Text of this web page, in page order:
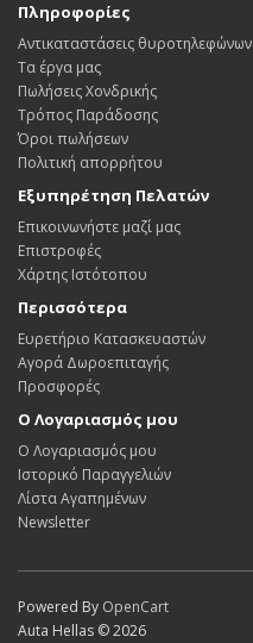
Πληροφορίες
Αντικαταστάσεις θυροτηλεφώνων
Τα έργα μας
Πωλήσεις Χονδρικής
Τρόπος Παράδοσης
Όροι πωλήσεων
Πολιτική απορρήτου
Εξυπηρέτηση Πελατών
Επικοινωνήστε μαζί μας
Επιστροφές
Χάρτης Ιστότοπου
Περισσότερα
Ευρετήριο Κατασκευαστών
Αγορά Δωροεπιταγής
Προσφορές
Ο Λογαριασμός μου
Ο Λογαριασμός μου
Ιστορικό Παραγγελιών
Λίστα Αγαπημένων
Newsletter
Powered By OpenCart
Auta Hellas © 2026